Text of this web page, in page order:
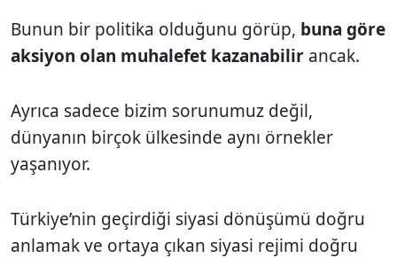
Bunun bir politika olduğunu görüp, buna göre
aksiyon olan muhalefet kazanabilir ancak.
Ayrıca sadece bizim sorunumuz değil,
dünyanın birçok ülkesinde aynı örnekler
yaşanıyor.
Türkiye’nin geçirdiği siyasi dönüşümü doğru
anlamak ve ortaya çıkan siyasi rejimi doğru